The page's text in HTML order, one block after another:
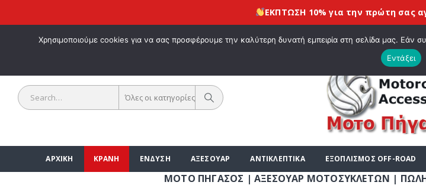
ΚΑΛΩΣ ΗΡΘΑΤΕ ΣΤΟ E-SHOP ΜΟΤΟ ΠΗΓΑΣΟΣ ! |
Όλες οι κατηγορίες
ΑΡΧΙΚΗ ΚΡΑΝΗ ΕΝΔΥΣΗ ΑΞΕΣΟΥΑΡ ΑΝΤΙΚΛΕΠΤΙΚΑ ΕΞΟΠΛΙΣΜΟΣ OFF-ROAD
ΜΟΤΟ ΠΗΓΑΣΟΣ | ΑΞΕΣΟΥΑΡ ΜΟΤΟΣΥΚΛΕΤΩΝ | ΠΩΛΗΣΗ ΧΟΝΔΡΙΚΗ
ΕΚΠΤΩΣΗ 10% για την πρώτη σας αγορά, σε
Χρησιμοποιούμε cookies για να σας προσφέρουμε την καλύτερη δυνατή εμπειρία στη σελίδα μας. Εάν
Εντάξει